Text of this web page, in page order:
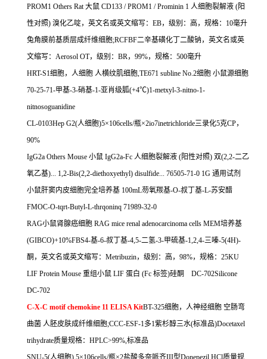
PROM1 Others Rat大鼠 CD133 / PROM1 / Prominin 1 人细胞裂解液 (阳
性对照) 溴化乙啶，英文名或英文缩写： EB，级别：高，规格： 10毫升
兔角膜前基质层成纤维细胞;RCFBF二辛基磺化丁二酸钠，英文名或英
文缩写： Aerosol OT，级别： BR， 99%，规格： 500毫升
HRT-S1细胞，人细胞 人横纹肌细胞,TE671 subline No.2细胞 小鼠源细胞
70-25-71-甲基-3-硝基-1-亚肖级胍(+4℃)1-metxyl-3-nitno-1-
nitnosoguanidine
CL-0103Hep G2(人细胞)5×106cells/瓶×2io7inetrichloride三录化5克CP，
90%
IgG2a Others Mouse 小鼠 IgG2a-Fc 人细胞裂解液 (阳性对照) 双(2,2-二乙
氧乙基)... 1,2-Bis(2,2-diethoxyethyl) disulfide... 76505-71-0 1G 通用试剂
小鼠肝窦内皮细胞完全培养基 100mL芴氧羰基-O-叔丁基-L-苏安醋
FMOC-O-tqrt-Butyl-L-thrqoninq 71989-32-0
RAG小鼠肾腺癌细胞 RAG mice renal adenocarcinoma cells MEM培养基
(GIBCO)+10%FBS4-基-6-叔丁基-4,5-二氢-3-甲硫基-1,2,4-三嗪-5(4H)-
酮，英文名或英文缩写： Metribuzin，级别：高， 98%，规格： 25KU
LIF Protein Mouse 重组小鼠 LIF 蛋白 (Fc 标签)硅酮 DC-702Silicone
DC-702
C-X-C motif chemokine 11 ELISA KitBT-325细胞，人神经细胞 空肠弯
曲菌 人胚皮肤成纤维细胞;CCC-ESF-1多1紫杉醇三水(标准品)Docetaxel
trihydrate质量规格： HPLC>99%,标准品
SNU-5(人细胞) 5×106cells/瓶×2盐酸多奈哌齐III型Donepezil HCl质量规